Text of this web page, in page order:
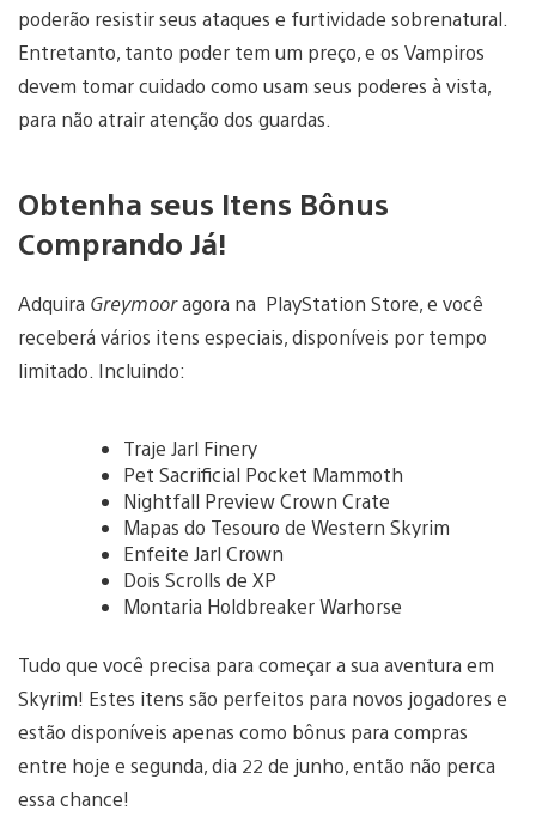
poderão resistir seus ataques e furtividade sobrenatural.
Entretanto, tanto poder tem um preço, e os Vampiros
devem tomar cuidado como usam seus poderes à vista,
para não atrair atenção dos guardas.
Obtenha seus Itens Bônus
Comprando Já!
Adquira Greymooragora na PlayStation Store, e você
receberá vários itens especiais, disponíveis por tempo
limitado. Incluindo:
Traje Jarl Finery
Pet Sacrificial Pocket Mammoth
Nightfall Preview Crown Crate
Mapas do Tesouro de Western Skyrim
Enfeite Jarl Crown
Dois Scrolls de XP
Montaria Holdbreaker Warhorse
Tudo que você precisa para começar a sua aventura em
Skyrim! Estes itens são perfeitos para novos jogadores e
estão disponíveis apenas como bônus para compras
entre hoje e segunda, dia 22 de junho, então não perca
essa chance!